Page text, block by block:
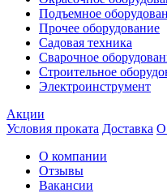
Подъемное
Прочее оборудование
Садовая техника
Сварочное
Строительное
Электроинструмент
Акции
Условия проката Доставка О
О компании
Отзывы
Вакансии